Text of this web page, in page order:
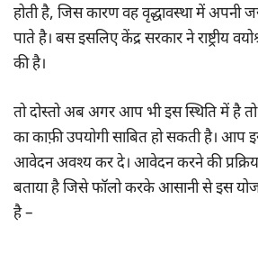
होती है, जिस कारण वह वृद्धावस्था में अपनी
पाते है। बस इसलिए केंद्र सरकार ने राष्ट्रीय
की है।
तो दोस्तो अब अगर आप भी इस स्थिति में है
का काफ़ी उपयोगी साबित हो सकती है। आप
आवेदन अवश्य कर दे। आवेदन करने की
बताया है जिसे फॉलो करके आसानी से इस
है –